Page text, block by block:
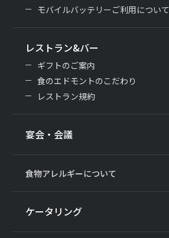
モバイルバッテリーご利用について
レストラン&バー
ギフトのご案内
食のエドモントのこだわり
レストラン規約
宴会・会議
食物アレルギーについて
ケータリング